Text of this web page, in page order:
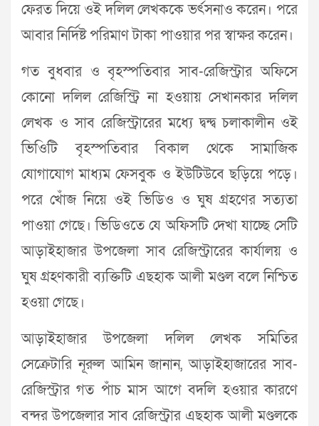
ফেরত দিয়ে ওই দলিল লেখককে ভর্ৎসনাও করেন। পরে
আবার নির্দিষ্ট পরিমাণ টাকা পাওয়ার পর স্বাক্ষর করেন।
গত বুধবার ও বৃহস্পতিবার সাব-রেজিস্ট্রার অফিসে
কোনো দলিল রেজিস্ট্রি না হওয়ায় সেখানকার দলিল
লেখক ও সাব রেজিস্ট্রারের মধ্যে দ্বন্দ্ব চলাকালীন ওই
ভিওিটি বৃহস্পতিবার বিকাল থেকে সামাজিক
যোগাযোগ মাধ্যম ফেসবুক ও ইউটিউবে ছড়িয়ে পড়ে।
পরে খোঁজ নিয়ে ওই ভিডিও ও ঘুষ গ্রহণের সত্যতা
পাওয়া গেছে। ভিডিওতে যে অফিসটি দেখা যাচ্ছে সেটি
আড়াইহাজার উপজেলা সাব রেজিস্ট্রারের কার্যালয় ও
ঘুষ গ্রহণকারী ব্যক্তিটি এছহাক আলী মণ্ডল বলে নিশ্চিত
হওয়া গেছে।
আড়াইহাজার উপজেলা দলিল লেখক সমিতির
সেক্রেটারি নূরুল আমিন জানান, আড়াইহাজারের সাব-
রেজিস্ট্রার গত পাঁচ মাস আগে বদলি হওয়ার কারণে
বন্দর উপজেলার সাব রেজিস্ট্রার এছহাক আলী মণ্ডলকে